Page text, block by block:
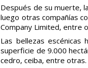
Después de su muerte,
luego otras compañías
Company Limited, entre
Las bellezas escénicas
superficie de 9.000
cedro, ceiba, entre otras.